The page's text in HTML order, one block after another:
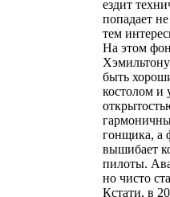
ездит
попадает
тем
На этом
быть
костолом и
гонщика, а
вышибает
пилоты.
но чисто
Кстати, в